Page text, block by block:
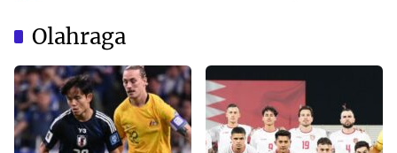
Olahraga